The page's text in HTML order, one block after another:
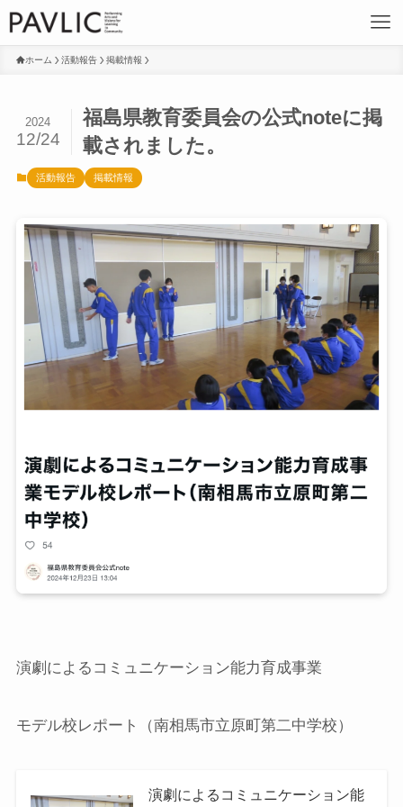
ホーム 活動報告 掲載情報
福島県教育委員会の公式noteに掲
載されました。
2024
12/24
活動報告 掲載情報
演劇によるコミュニケーション能力育成事業
モデル校レポート（南相馬市立原町第二中学校）
演劇によるコミュニケーション能